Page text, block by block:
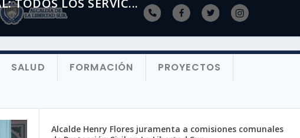
SALUD FORMACIÓN
PROYECTOS
Alcalde Henry Flores juramenta a comisiones comunales